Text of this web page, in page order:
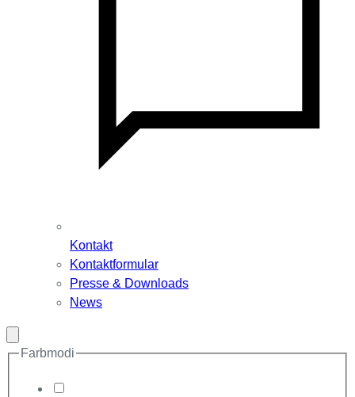
Kontakt
Kontaktformular
Presse & Downloads
News
schließen
Farbmodi